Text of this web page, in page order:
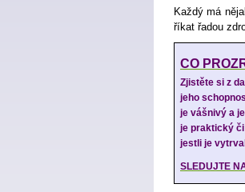
Každý má
říkat řadou
CO
Zjistěte si z
jeho
je vášnivý a
je praktický či
jestli je
SLEDUJTE